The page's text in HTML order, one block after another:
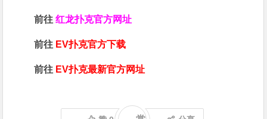
前往红龙扑克官方网址
前往 EV扑克官方下载
前往 EV扑克最新官方网址